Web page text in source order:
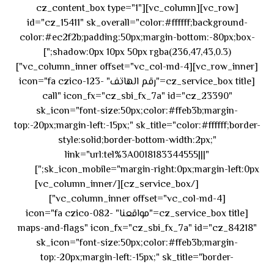
[vc_row][vc_column][cz_content_box type="1"
id="cz_15411" sk_overall="color:#ffffff;background-
color:#ec2f2b;padding:50px;margin-bottom:-80px;box-
shadow:0px 10px 50px rgba(236,47,43,0.3);"]
[vc_row_inner][vc_column_inner offset="vc_col-md-4"]
[cz_service_box title="رقم الهاتف" icon="fa czico-123-
call" icon_fx="cz_sbi_fx_7a" id="cz_23390"
sk_icon="font-size:50px;color:#ffeb3b;margin-
top:-20px;margin-left:-15px;" sk_title="color:#ffffff;border-
style:solid;border-bottom-width:2px;"
link="url:tel%3A0018183344555|||"
sk_icon_mobile="margin-right:0px;margin-left:0px;"]
[/cz_service_box][/vc_column_inner]
[vc_column_inner offset="vc_col-md-4"]
[cz_service_box title="مواقعنا" icon="fa czico-082-
maps-and-flags" icon_fx="cz_sbi_fx_7a" id="cz_84218"
sk_icon="font-size:50px;color:#ffeb3b;margin-
top:-20px;margin-left:-15px;" sk_title="border-